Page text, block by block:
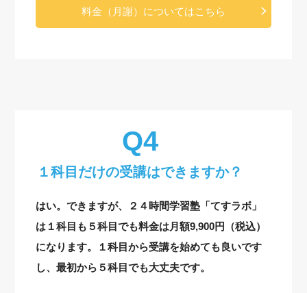
料金（月謝）についてはこちら
１科目だけの受講はできますか？
はい。できますが、２４時間学習塾「てすラボ」
は１科目も５科目でも料金は月額9,900円（税込）
になります。１科目から受講を始めても良いです
し、最初から５科目でも大丈夫です。